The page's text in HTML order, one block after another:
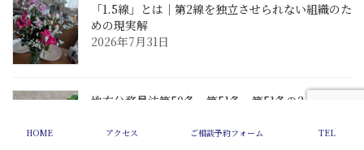
「1.5線」とは｜第2線を独立させられない組織のた
めの現実解
2026年7月31日
地方公務員法第50条・第51条・第51条の2 逐条解
2026年7月31日
HOME アクセス ご相談予約フォーム TEL